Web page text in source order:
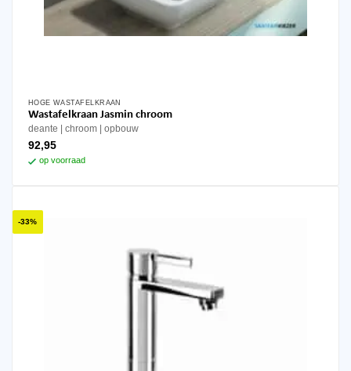
HOGE WASTAFELKRAAN
Wastafelkraan Jasmin chroom
deante chroom opbouw
92,95
op voorraad
-33%